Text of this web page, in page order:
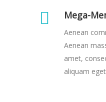
Mega-
Aenean
Aenean
amet,
aliquam